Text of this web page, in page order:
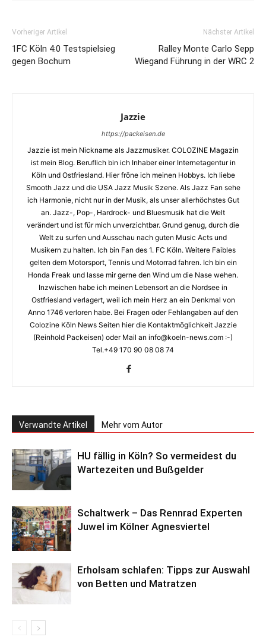
Vorheriger Artikel
1FC Köln 4:0 Testspielsieg
gegen Bochum
Nächster Artikel
Ralley Monte Carlo Sepp
Wiegand Führung in der WRC 2
Jazzie
https://packeisen.de
Jazzie ist mein Nickname als Jazzmusiker. COLOZINE Magazin
ist mein Blog. Beruflich bin ich Inhaber einer Internetagentur in
Köln und Ostfriesland. Hier fröne ich meinen Hobbys. Ich liebe
Smooth Jazz und die USA Jazz Musik Szene. Als Jazz Fan sehe
ich Harmonie, nicht nur in der Musik, als unser allerhöchstes Gut
an. Jazz-, Pop-, Hardrock- und Bluesmusik hat die Welt
verändert und ist für mich unverzichtbar. Grund genug, durch die
Welt zu surfen und Ausschau nach guten Music Acts und
Musikern zu halten. Ich bin Fan des 1. FC Köln. Weitere Faibles
gelten dem Motorsport, Tennis und Motorrad fahren. Ich bin ein
Honda Freak und lasse mir gerne den Wind um die Nase wehen.
Inzwischen habe ich meinen Lebensort an die Nordsee in
Ostfriesland verlagert, weil ich mein Herz an ein Denkmal von
Anno 1746 verloren habe. Bei Fragen oder Fehlangaben auf den
Colozine Köln News Seiten hier die Kontaktmöglichkeit Jazzie
(Reinhold Packeisen) oder Mail an info@koeln-news.com :-)
Tel.+49 170 90 08 08 74
Verwandte Artikel Mehr vom Autor
HU fällig in Köln? So vermeidest du
Wartezeiten und Bußgelder
Schaltwerk – Das Rennrad Experten
Juwel im Kölner Agnesviertel
Erholsam schlafen: Tipps zur Auswahl
von Betten und Matratzen